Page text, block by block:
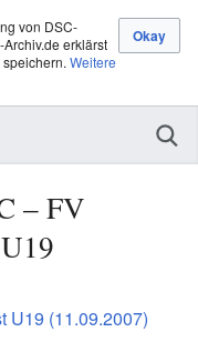
von DSC-
erklärst
Weitere
– FV
U19 (11.09.2007)